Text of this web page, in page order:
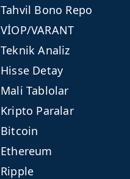
Tahvil Bono Repo
VİOP/VARANT
Teknik Analiz
Hisse Detay
Mali Tablolar
Kripto Paralar
Bitcoin
Ethereum
Ripple